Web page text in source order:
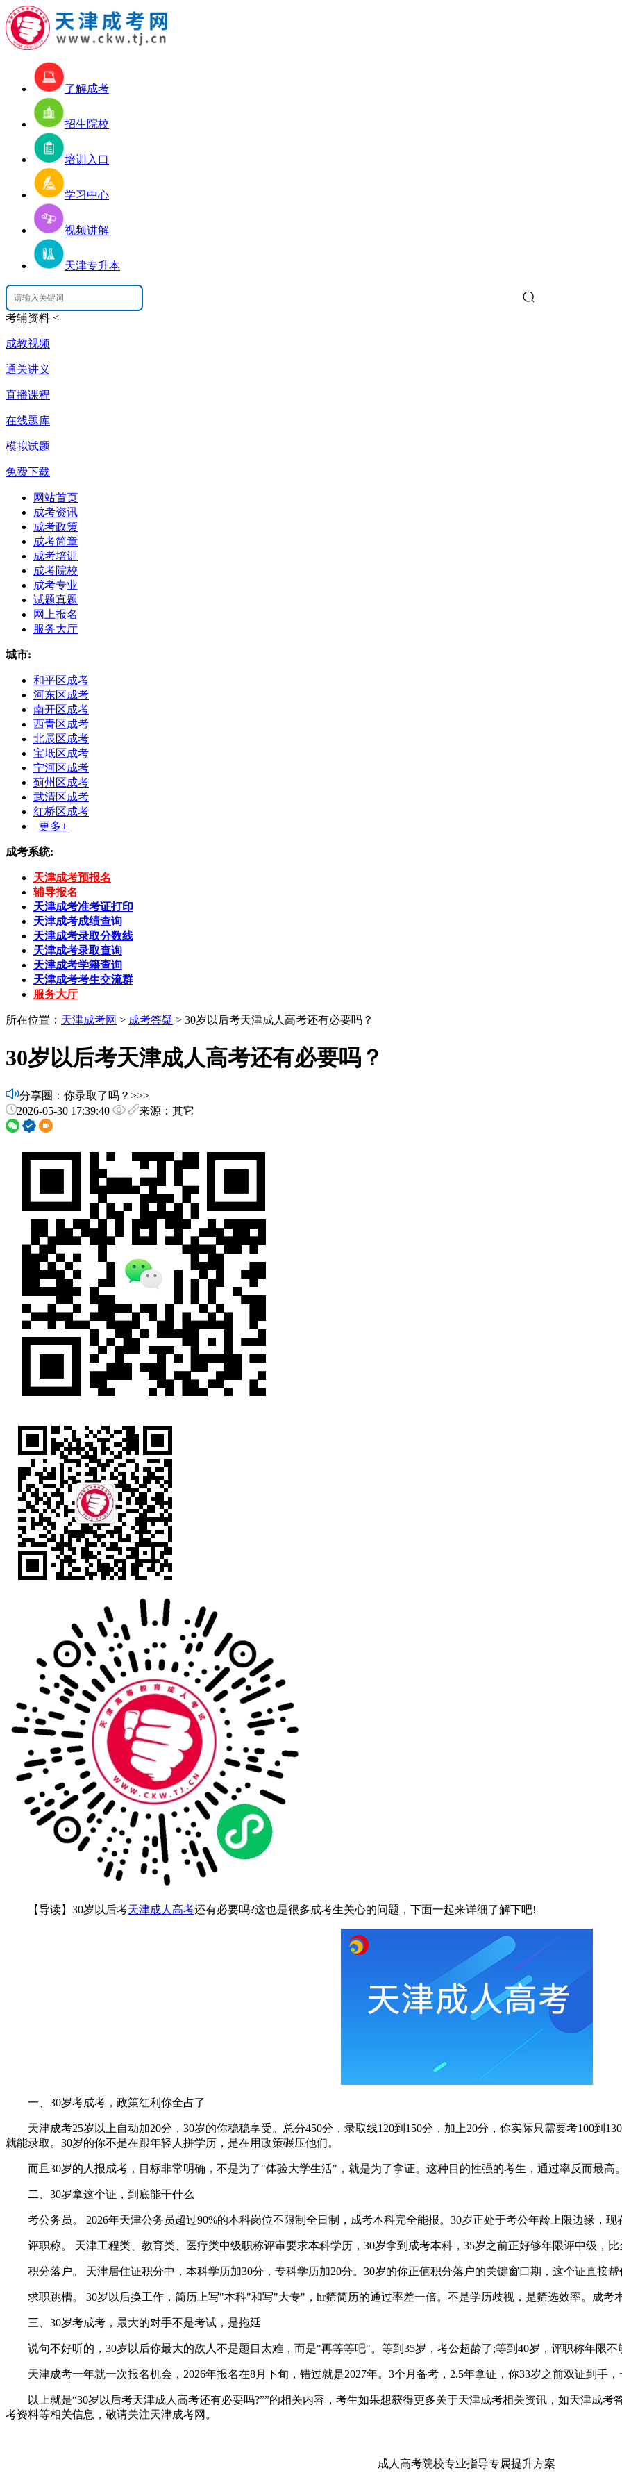
了解成考
招生院校
培训入口
学习中心
视频讲解
天津专升本
考辅资料 <
成教视频
通关讲义
直播课程
在线题库
模拟试题
免费下载
网站首页
成考资讯
成考政策
成考简章
成考培训
成考院校
成考专业
试题真题
网上报名
服务大厅
城市:
和平区成考
河东区成考
南开区成考
西青区成考
北辰区成考
宝坻区成考
宁河区成考
蓟州区成考
武清区成考
红桥区成考
更多+
成考系统:
天津成考预报名
辅导报名
天津成考准考证打印
天津成考成绩查询
天津成考录取分数线
天津成考录取查询
天津成考学籍查询
天津成考考生交流群
服务大厅
所在位置： 天津成考网 > 成考答疑 > 30岁以后考天津成人高考还有必要吗？
30岁以后考天津成人高考还有必要吗？
分享圈：你录取了吗？>>>
2026-05-30 17:39:40
来源：其它
【导读】30岁以后考天津成人高考还有必要吗?这也是很多成考生关心的问题，下面一起来详细了解下吧!
一、30岁考成考，政策红利你全占了
天津成考25岁以上自动加20分，30岁的你稳稳享受。总分450分，录取线120到150分，加上20分，你实际只需要考100到
就能录取。30岁的你不是在跟年轻人拼学历，是在用政策碾压他们。
而且30岁的人报成考，目标非常明确，不是为了"体验大学生活"，就是为了拿证。这种目的性强的考生，通过率反而最高。
二、30岁拿这个证，到底能干什么
考公务员。 2026年天津公务员超过90%的本科岗位不限制全日制，成考本科完全能报。30岁正处于考公年龄上限边缘，现
评职称。 天津工程类、教育类、医疗类中级职称评审要求本科学历，30岁拿到成考本科，35岁之前正好够年限评中级，比
积分落户。 天津居住证积分中，本科学历加30分，专科学历加20分。30岁的你正值积分落户的关键窗口期，这个证直接帮
求职跳槽。 30岁以后换工作，简历上写"本科"和写"大专"，hr筛简历的通过率差一倍。不是学历歧视，是筛选效率。成考
三、30岁考成考，最大的对手不是考试，是拖延
说句不好听的，30岁以后你最大的敌人不是题目太难，而是"再等等吧"。等到35岁，考公超龄了;等到40岁，评职称年限不
天津成考一年就一次报名机会，2026年报名在8月下旬，错过就是2027年。3个月备考，2.5年拿证，你33岁之前双证到手，
以上就是“30岁以后考天津成人高考还有必要吗?””的相关内容，考生如果想获得更多关于天津成考相关资讯，如天津成考
考资料等相关信息，敬请关注天津成考网。
成人高考院校专业指导专属提升方案